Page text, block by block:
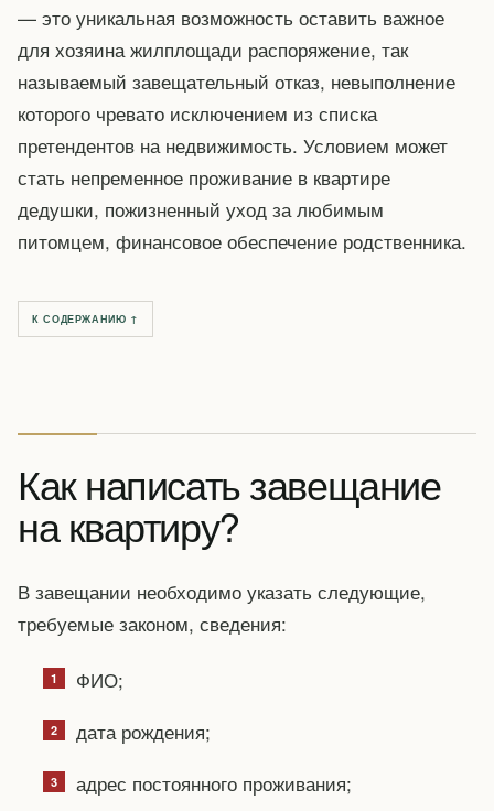
— это уникальная возможность оставить важное
для хозяина жилплощади распоряжение, так
называемый завещательный отказ, невыполнение
которого чревато исключением из списка
претендентов на недвижимость. Условием может
стать непременное проживание в квартире
дедушки, пожизненный уход за любимым
питомцем, финансовое обеспечение родственника.
К СОДЕРЖАНИЮ ↑
Как написать завещание
на квартиру?
В завещании необходимо указать следующие,
требуемые законом, сведения:
ФИО;
дата рождения;
адрес постоянного проживания;